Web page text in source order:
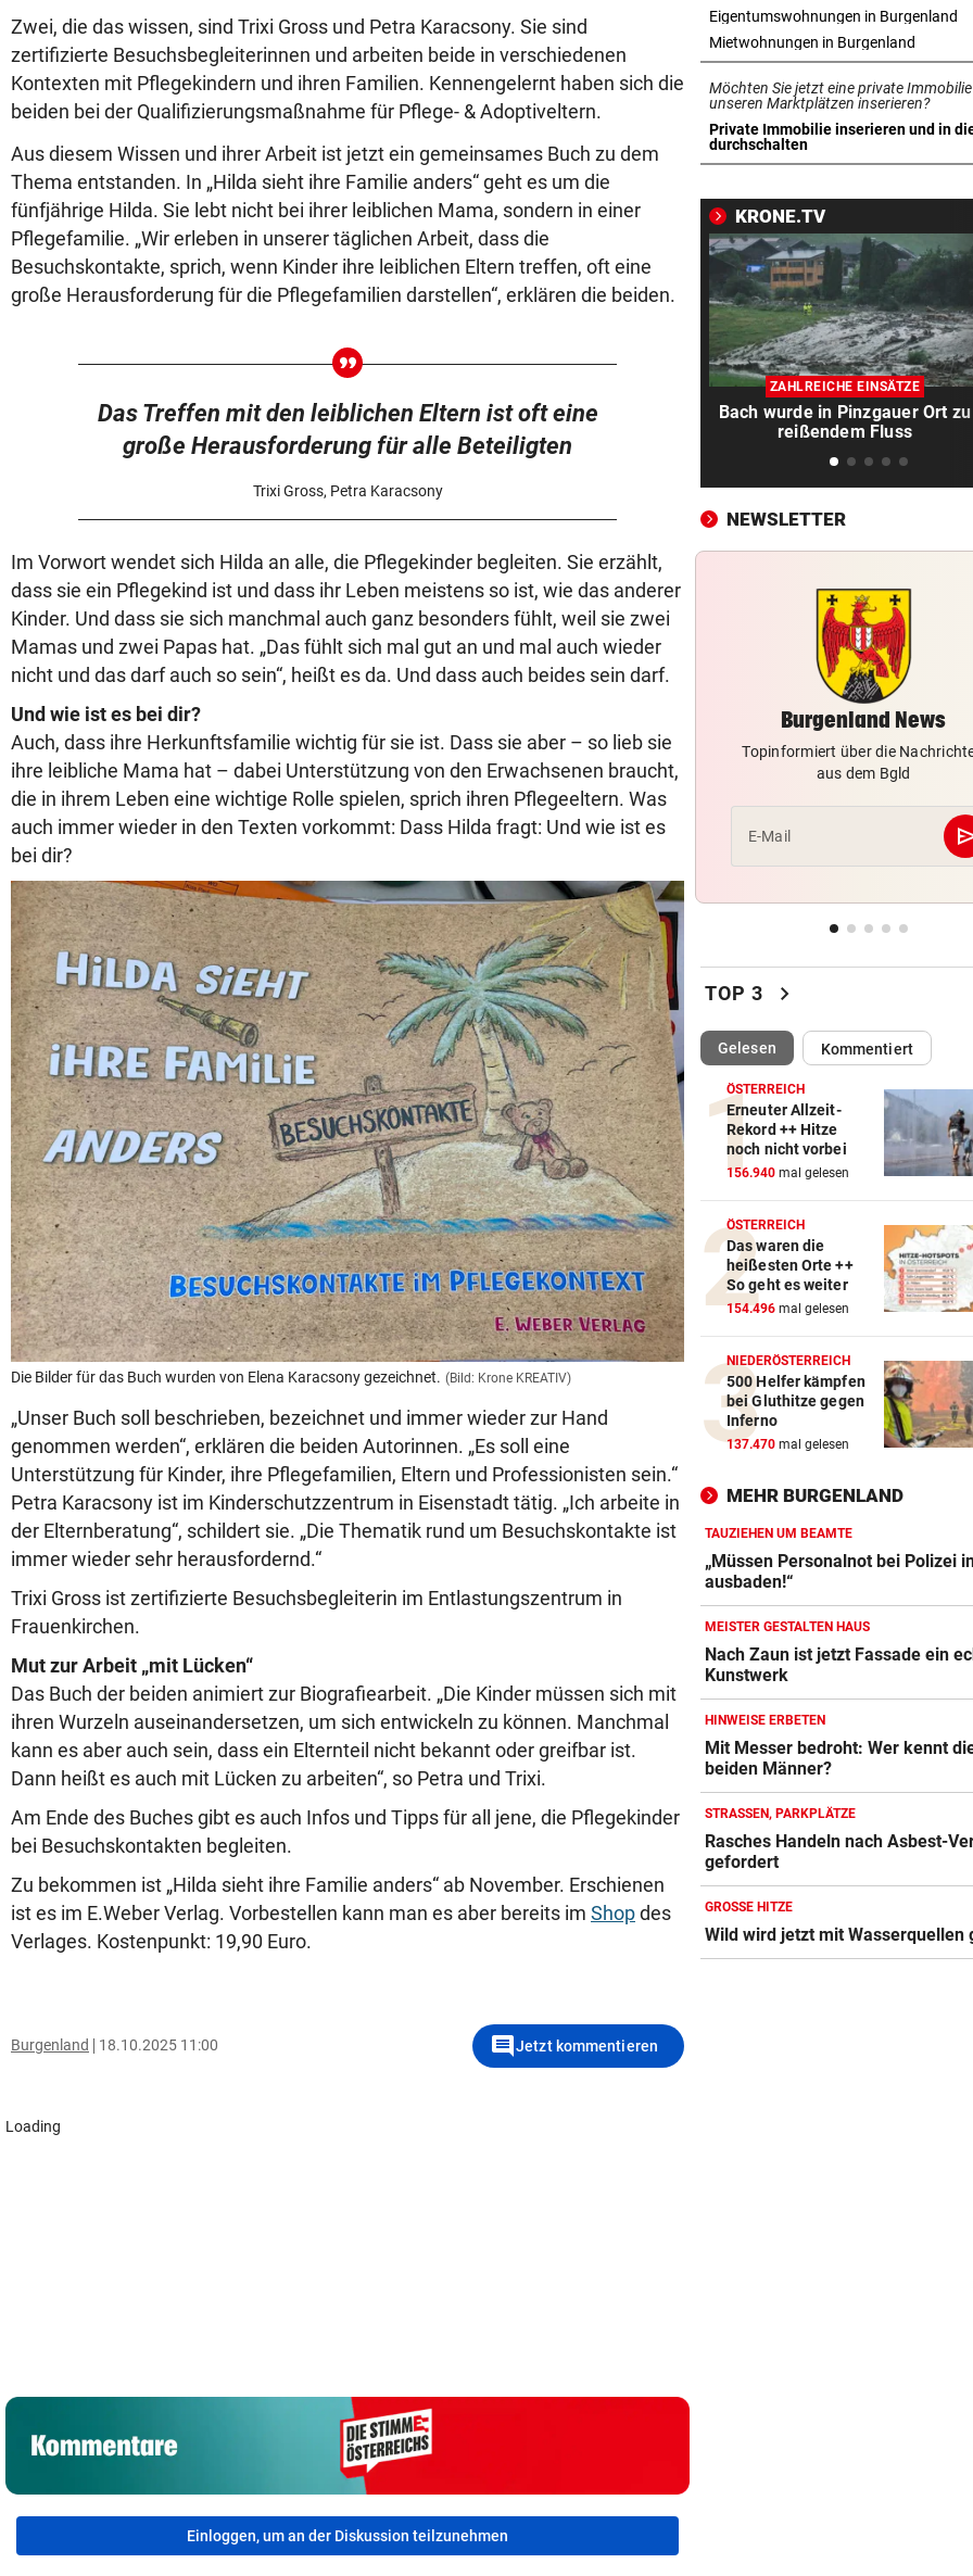
Zwei, die das wissen, sind Trixi Gross und Petra Karacsony. Sie sind
zertifizierte Besuchsbegleiterinnen und arbeiten beide in verschiedenen
Kontexten mit Pflegekindern und ihren Familien. Kennengelernt haben sich die
beiden bei der Qualifizierungsmaßnahme für Pflege- & Adoptiveltern.
Aus diesem Wissen und ihrer Arbeit ist jetzt ein gemeinsames Buch zu dem
Thema entstanden. In „Hilda sieht ihre Familie anders“ geht es um die
fünfjährige Hilda. Sie lebt nicht bei ihrer leiblichen Mama, sondern in einer
Pflegefamilie. „Wir erleben in unserer täglichen Arbeit, dass die
Besuchskontakte, sprich, wenn Kinder ihre leiblichen Eltern treffen, oft eine
große Herausforderung für die Pflegefamilien darstellen“, erklären die beiden.
Das Treffen mit den leiblichen Eltern ist oft eine
große Herausforderung für alle Beteiligten
Trixi Gross, Petra Karacsony
Im Vorwort wendet sich Hilda an alle, die Pflegekinder begleiten. Sie erzählt,
dass sie ein Pflegekind ist und dass ihr Leben meistens so ist, wie das anderer
Kinder. Und dass sie sich manchmal auch ganz besonders fühlt, weil sie zwei
Mamas und zwei Papas hat. „Das fühlt sich mal gut an und mal auch wieder
nicht und das darf auch so sein“, heißt es da. Und dass auch beides sein darf.
Und wie ist es bei dir?
Auch, dass ihre Herkunftsfamilie wichtig für sie ist. Dass sie aber – so lieb sie
ihre leibliche Mama hat – dabei Unterstützung von den Erwachsenen braucht,
die in ihrem Leben eine wichtige Rolle spielen, sprich ihren Pflegeeltern. Was
auch immer wieder in den Texten vorkommt: Dass Hilda fragt: Und wie ist es
bei dir?
Die Bilder für das Buch wurden von Elena Karacsony gezeichnet. (Bild: Krone KREATIV)
„Unser Buch soll beschrieben, bezeichnet und immer wieder zur Hand
genommen werden“, erklären die beiden Autorinnen. „Es soll eine
Unterstützung für Kinder, ihre Pflegefamilien, Eltern und Professionisten sein.“
Petra Karacsony ist im Kinderschutzzentrum in Eisenstadt tätig. „Ich arbeite in
der Elternberatung“, schildert sie. „Die Thematik rund um Besuchskontakte ist
immer wieder sehr herausfordernd.“
Trixi Gross ist zertifizierte Besuchsbegleiterin im Entlastungszentrum in
Frauenkirchen.
Mut zur Arbeit „mit Lücken“
Das Buch der beiden animiert zur Biografiearbeit. „Die Kinder müssen sich mit
ihren Wurzeln auseinandersetzen, um sich entwickeln zu können. Manchmal
kann es aber auch sein, dass ein Elternteil nicht bekannt oder greifbar ist.
Dann heißt es auch mit Lücken zu arbeiten“, so Petra und Trixi.
Am Ende des Buches gibt es auch Infos und Tipps für all jene, die Pflegekinder
bei Besuchskontakten begleiten.
Zu bekommen ist „Hilda sieht ihre Familie anders“ ab November. Erschienen
ist es im E.Weber Verlag. Vorbestellen kann man es aber bereits im Shopdes
Verlages. Kostenpunkt: 19,90 Euro.
Burgenland 18.10.2025 11:00 commentJetzt kommentieren
Einloggen, um an der Diskussion teilzunehmen
„VERSTEHE ICH NICHT“ vor
ÖFB-Kicker Wimmer packt
Morddrohungen aus
Spanien-Star Rodri vor
zum FC Barcelona
2 JAHRE LANG GETESTET
Drei Steirer tüfteln an der
Boxershort
DRAMATISCHE RETTUNG vor 2
„In der Wohnung war es
und stockfinster“
CONFERENCE LEAGUE vor
Rapid-Sieg in Estland
60 MILLIONEN € SCHADEN
Warten auf Hitze-Hilfen der
Auch in der Slowakei neuer
Allzeit-Rekord
WAS FÜR EINE KLATSCHE! vor 3
TV-Star geht mit Kanzler
hart ins Gericht
vor
Bach wurde in Pinzgauer Ort
reißendem Fluss
Sturm Kraftakt!
Eigentumswohnungen in Burgenland
Mietwohnungen in Burgenland
Möchten Sie jetzt eine private
unseren Marktplätzen inserieren?
Private Immobilie inserieren und in
durchschalten
in neuem Tab öffnen
KRONE.TV
ZAHLREICHE EINSÄTZE
Bach wurde in Pinzgauer Ort zu
reißendem Fluss
NEWSLETTER
Burgenland News
Topinformiert über die
aus dem Bgld
E-Mail
TOP 3 chevron_right
Gelesen(ausgewählt)Kommentiert
ÖSTERREICH
Erneuter Allzeit-
Rekord ++ Hitze
noch nicht vorbei
156.940 mal gelesen
ÖSTERREICH
Das waren die
heißesten Orte ++
So geht es weiter
154.496 mal gelesen
NIEDERÖSTERREICH
500 Helfer kämpfen
bei Gluthitze gegen
Inferno
137.470 mal gelesen
MEHR BURGENLAND
TAUZIEHEN UM BEAMTE
„Müssen Personalnot bei Polizei
ausbaden!“
MEISTER GESTALTEN HAUS
Nach Zaun ist jetzt Fassade ein
Kunstwerk
HINWEISE ERBETEN
Mit Messer bedroht: Wer kennt
beiden Männer?
STRASSEN, PARKPLÄTZE
Rasches Handeln nach Asbest-
gefordert
GROSSE HITZE
Wild wird jetzt mit Wasserquellen